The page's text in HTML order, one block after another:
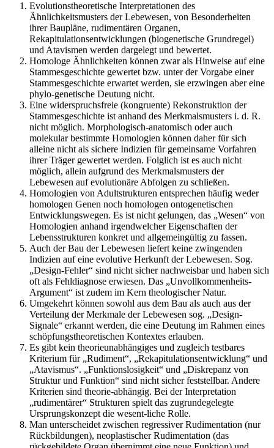
Evolutionstheoretische Interpretationen des
Ähnlichkeitsmusters der Lebewesen, von Besonderheiten
ihrer Baupläne, rudimentären Organen,
Rekapitulationsentwicklungen (biogenetische Grundregel)
und Atavismen werden dargelegt und bewertet.
Homologe Ähnlichkeiten können zwar als Hinweise auf eine
Stammesgeschichte gewertet bzw. unter der Vorgabe einer
Stammesgeschichte erwartet werden, sie erzwingen aber eine
phylo-genetische Deutung nicht.
Eine widerspruchsfreie (kongruente) Rekonstruktion der
Stammesgeschichte ist anhand des Merkmalsmusters i. d. R.
nicht möglich. Morphologisch-anatomisch oder auch
molekular bestimmte Homologien können daher für sich
alleine nicht als sichere Indizien für gemeinsame Vorfahren
ihrer Träger gewertet werden. Folglich ist es auch nicht
möglich, allein aufgrund des Merkmalsmusters der
Lebewesen auf evolutionäre Abfolgen zu schließen.
Homologien von Adultstrukturen entsprechen häufig weder
homologen Genen noch homologen ontogenetischen
Entwicklungswegen. Es ist nicht gelungen, das „Wesen“ von
Homologien anhand irgendwelcher Eigenschaften der
Lebensstrukturen konkret und allgemeingültig zu fassen.
Auch der Bau der Lebewesen liefert keine zwingenden
Indizien auf eine evolutive Herkunft der Lebewesen. Sog.
„Design-Fehler“ sind nicht sicher nachweisbar und haben sich
oft als Fehldiagnose erwiesen. Das „Unvollkommenheits-
Argument“ ist zudem im Kern theologischer Natur.
Umgekehrt können sowohl aus dem Bau als auch aus der
Verteilung der Merkmale der Lebewesen sog. „Design-
Signale“ erkannt werden, die eine Deutung im Rahmen eines
schöpfungstheoretischen Kontextes erlauben.
Es gibt kein theorieunabhängiges und zugleich testbares
Kriterium für „Rudiment“, „Rekapitulationsentwicklung“ und
„Atavismus“. „Funktionslosigkeit“ und „Diskrepanz von
Struktur und Funktion“ sind nicht sicher feststellbar. Andere
Kriterien sind theorie-abhängig. Bei der Interpretation
„rudimentärer“ Strukturen spielt das zugrundegelegte
Ursprungskonzept die wesent-liche Rolle.
Man unterscheidet zwischen regressiver Rudimentation (nur
Rückbildungen), neoplastischer Rudimentation (das